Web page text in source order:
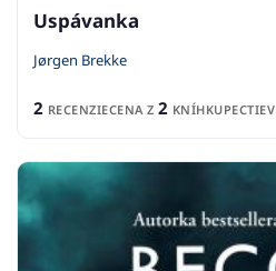
Uspávanka
Jørgen Brekke
2 RECENZIECENA Z 2 KNÍHKUPECTIEV